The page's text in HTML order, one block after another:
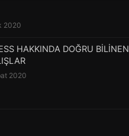
2020
HAKKINDA DOĞRU BİLİNEN
2020